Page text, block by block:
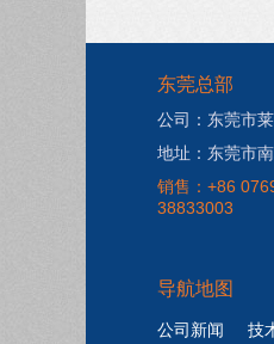
东莞总部
公司：东莞市
地址：东莞市
销售：+86
38833003
导航地图
公司新闻 技